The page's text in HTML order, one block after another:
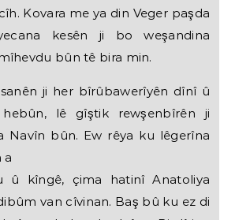
Kovara me ya din Veger paşda
kesên ji bo weşandina
bûn tê bira min.
ji her bîrûbawerîyên dînî û
hebûn, lê gîştik rewşenbîrên ji
Navîn bûn. Ew rêya ku lêgerîna
a
û kîngê, çima hatinî Anatoliya
van cîvinan. Baş bû ku ez di